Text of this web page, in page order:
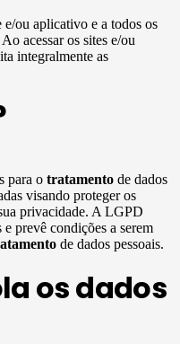
e/ou aplicativo e a todos os
Ao acessar os sites e/ou
integralmente as
para o tratamento de dados
visando proteger os
privacidade. A LGPD
prevê condições a serem
de dados pessoais.
os dados